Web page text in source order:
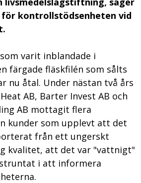
för kontrollstödsenheten vid
varit inblandade i
färgade fläskfilén som sålts
nu åtal. Under nästan två års
AB, Barter Invest AB och
AB mottagit flera
kunder som upplevt att det
från ett ungerskt
kvalitet, att det var "vattnigt"
i att informera